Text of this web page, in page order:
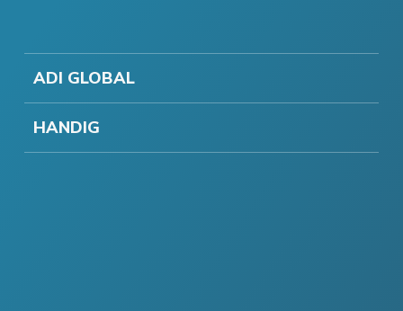
ADI GLOBAL
HANDIG